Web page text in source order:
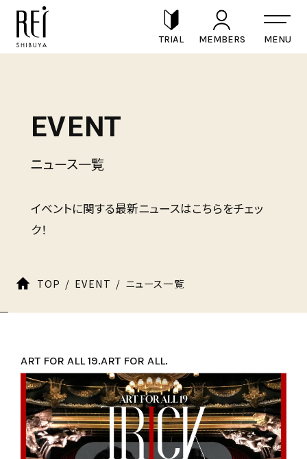
TRIAL MEMBERS
EVENT
ニュース一覧
イベントに関する最新ニュースはこちらをチェッ
ク！
TOP EVENT ニュース一覧
ART FOR ALL 19.ART FOR ALL.